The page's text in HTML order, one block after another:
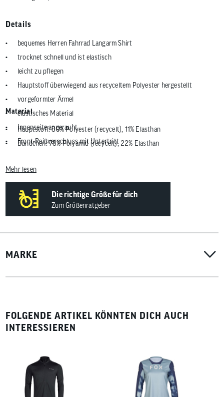
Details
bequemes Herren Fahrrad Langarm Shirt
trocknet schnell und ist elastisch
leicht zu pflegen
Hauptstoff überwiegend aus recyceltem Polyester hergestellt
vorgeformter Ärmel
elastisches Material
Innenseite angerauht
Front-Reißverschluss mit Untertritt
ideal für Fahrradtour, Radreise, Cross Country, All Mountain, Enduro
Jahreszeit: Winter, Frühjahr / Herbst
ca. 320 g
Material
Hauptstoff: 89% Polyester (recycelt), 11% Elasthan
Bündchen: 78% Polyamid (recycelt), 22% Elasthan
Mehr lesen
Die richtige Größe für dich
Zum Größenratgeber
MARKE
FOLGENDE ARTIKEL KÖNNTEN DICH AUCH
INTERESSIEREN